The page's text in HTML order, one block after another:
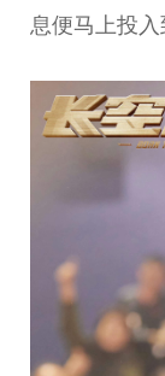
息便马上投入